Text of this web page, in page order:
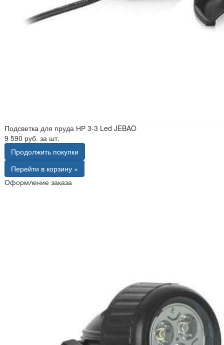
Подсветка для пруда НР 3-3 Led JEBAO
9 590 руб. за шт.
Продолжить покупки
Перейти в корзину »
Оформление заказа